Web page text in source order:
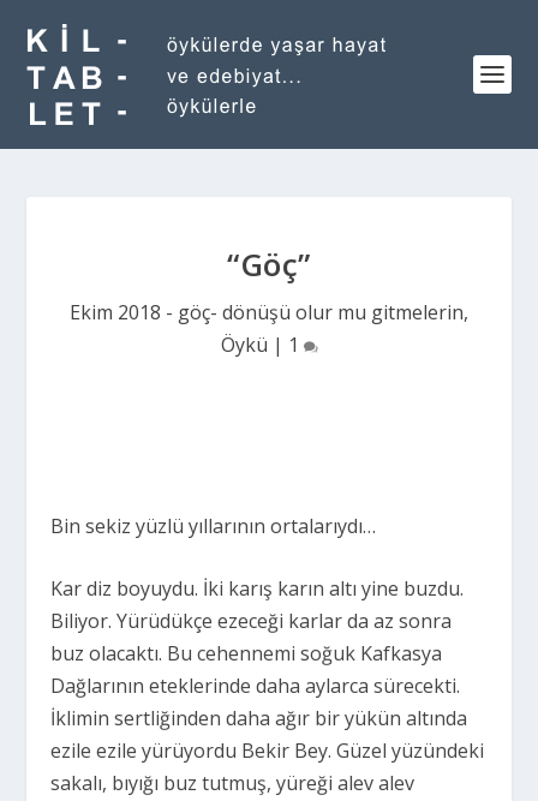
“Göç”
Ekim 2018 - göç- dönüşü olur mu gitmelerin,
Öykü | 1
Bin sekiz yüzlü yıllarının ortalarıydı…
Kar diz boyuydu. İki karış karın altı yine buzdu.
Biliyor. Yürüdükçe ezeceği karlar da az sonra
buz olacaktı. Bu cehennemi soğuk Kafkasya
Dağlarının eteklerinde daha aylarca sürecekti.
İklimin sertliğinden daha ağır bir yükün altında
ezile ezile yürüyordu Bekir Bey. Güzel yüzündeki
sakalı, bıyığı buz tutmuş, yüreği alev alev